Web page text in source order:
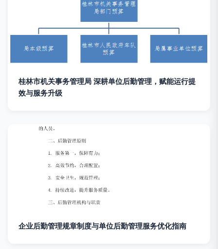
桂林市机关事务管理局 深耕单位后勤管理，赋能运行提
效与服务升级
企业后勤管理规章制度与单位后勤管理服务优化指南